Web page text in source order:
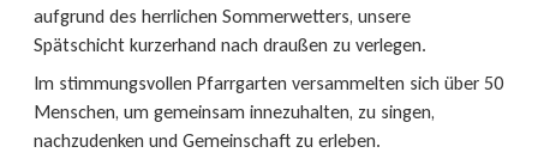
aufgrund des herrlichen Sommerwetters, unsere
Spätschicht kurzerhand nach draußen zu verlegen.
Im stimmungsvollen Pfarrgarten versammelten sich über 50
Menschen, um gemeinsam innezuhalten, zu singen,
nachzudenken und Gemeinschaft zu erleben.